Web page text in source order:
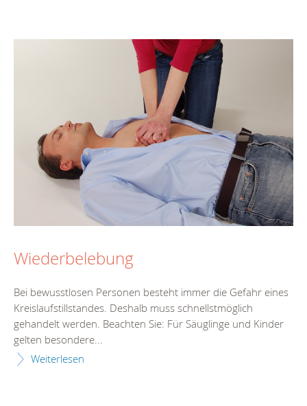
Wiederbelebung
Bei bewusstlosen Personen besteht immer die Gefahr eines
Kreislaufstillstandes. Deshalb muss schnellstmöglich
gehandelt werden. Beachten Sie: Für Säuglinge und Kinder
gelten besondere...
Weiterlesen